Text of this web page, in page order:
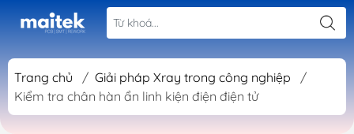
Trang chủ / Giải pháp Xray trong công nghiệp
/
Kiểm tra chân hàn ẩn linh kiện điện điện tử